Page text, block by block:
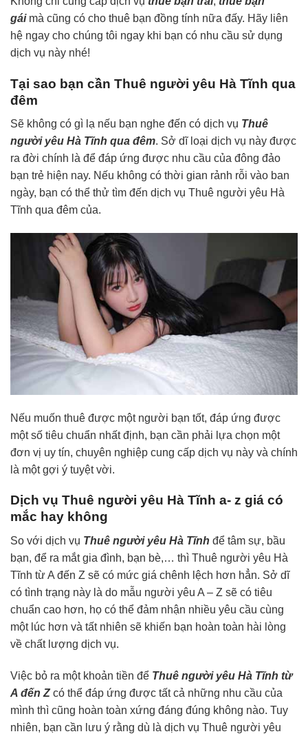
gáimà cũng có cho thuê bạn đồng tính nữa đấy. Hãy liên
hệ ngay cho chúng tôi ngay khi bạn có nhu cầu sử dụng
dịch vụ này nhé!
Tại sao bạn cần Thuê người yêu Hà Tĩnh qua
đêm
Sẽ không có gì lạ nếu bạn nghe đến có dịch vụ Thuê
người yêu Hà Tĩnh qua đêm. Sở dĩ loại dịch vụ này được
ra đời chính là để đáp ứng được nhu cầu của đông đảo
bạn trẻ hiện nay. Nếu không có thời gian rảnh rỗi vào ban
ngày, bạn có thể thử tìm đến dịch vụ Thuê người yêu Hà
Tĩnh qua đêm của.
Nếu muốn thuê được một người bạn tốt, đáp ứng được
một số tiêu chuẩn nhất định, bạn cần phải lựa chọn một
đơn vị uy tín, chuyên nghiệp cung cấp dịch vụ này và chính
là một gợi ý tuyệt vời.
Dịch vụ Thuê người yêu Hà Tĩnh a- z giá có
mắc hay không
So với dịch vụ Thuê người yêu Hà Tĩnh để tâm sự, bầu
bạn, để ra mắt gia đình, bạn bè,… thì Thuê người yêu Hà
Tĩnh từ A đến Z sẽ có mức giá chênh lệch hơn hẳn. Sở dĩ
có tình trạng này là do mẫu người yêu A – Z sẽ có tiêu
chuẩn cao hơn, họ có thể đảm nhận nhiều yêu cầu cùng
một lúc hơn và tất nhiên sẽ khiến bạn hoàn toàn hài lòng
về chất lượng dịch vụ.
Việc bỏ ra một khoản tiền để Thuê người yêu Hà Tĩnh từ
A đến Zcó thể đáp ứng được tất cả những nhu cầu của
mình thì cũng hoàn toàn xứng đáng đúng không nào. Tuy
nhiên, bạn cần lưu ý rằng dù là dịch vụ Thuê người yêu